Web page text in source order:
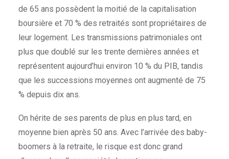
de 65 ans possèdent la moitié de la capitalisation
boursière et 70 % des retraités sont propriétaires de
leur logement. Les transmissions patrimoniales ont
plus que doublé sur les trente dernières années et
représentent aujourd’hui environ 10 % du PIB, tandis
que les successions moyennes ont augmenté de 75
% depuis dix ans.
On hérite de ses parents de plus en plus tard, en
moyenne bien après 50 ans. Avec l’arrivée des baby-
boomers à la retraite, le risque est donc grand